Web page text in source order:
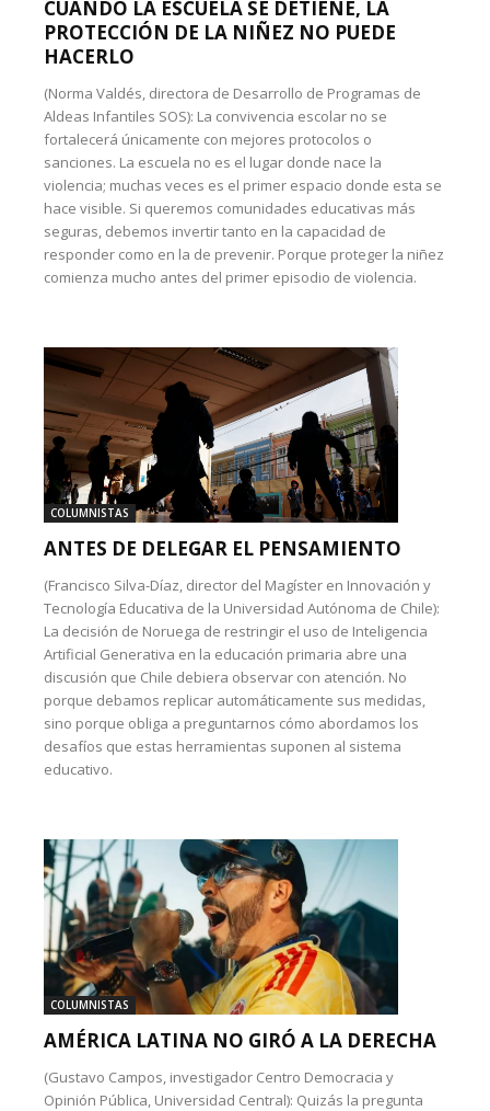
CUANDO LA ESCUELA SE DETIENE, LA
PROTECCIÓN DE LA NIÑEZ NO PUEDE
HACERLO
(Norma Valdés, directora de Desarrollo de Programas de
Aldeas Infantiles SOS): La convivencia escolar no se
fortalecerá únicamente con mejores protocolos o
sanciones. La escuela no es el lugar donde nace la
violencia; muchas veces es el primer espacio donde esta se
hace visible. Si queremos comunidades educativas más
seguras, debemos invertir tanto en la capacidad de
responder como en la de prevenir. Porque proteger la niñez
comienza mucho antes del primer episodio de violencia.
COLUMNISTAS
ANTES DE DELEGAR EL PENSAMIENTO
(Francisco Silva-Díaz, director del Magíster en Innovación y
Tecnología Educativa de la Universidad Autónoma de Chile):
La decisión de Noruega de restringir el uso de Inteligencia
Artificial Generativa en la educación primaria abre una
discusión que Chile debiera observar con atención. No
porque debamos replicar automáticamente sus medidas,
sino porque obliga a preguntarnos cómo abordamos los
desafíos que estas herramientas suponen al sistema
educativo.
COLUMNISTAS
AMÉRICA LATINA NO GIRÓ A LA DERECHA
(Gustavo Campos, investigador Centro Democracia y
Opinión Pública, Universidad Central): Quizás la pregunta